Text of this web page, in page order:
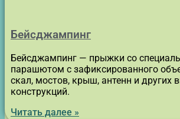
Бейсджампинг
Бейсджампинг — прыжки со
парашютом с зафиксированного
скал, мостов, крыш, антенн и других
конструкций.
Читать далее »